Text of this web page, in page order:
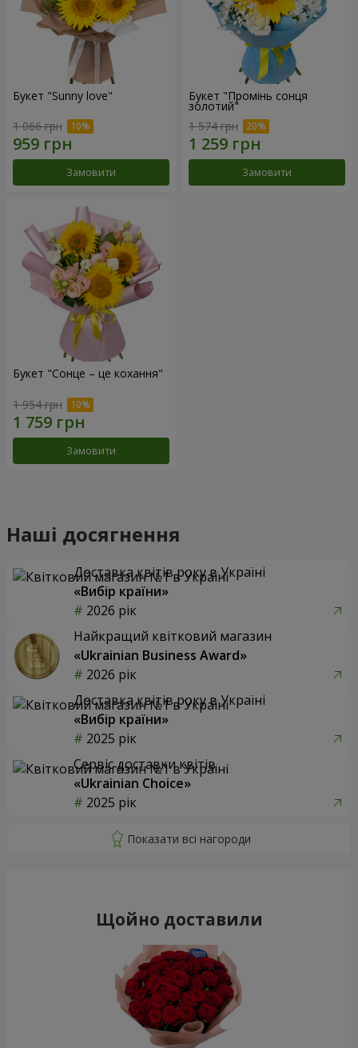
Букет "Sunny love"
1 066 грн
Замовити
Букет "Промінь сонця
золотий"
1 574 грн
Замовити
Букет "Сонце – це кохання"
1 954 грн
Замовити
Наші досягнення
Доставка квітів року в Україні
«Вибір країни»
2026 рік
Найкращий квітковий магазин
«Ukrainian Business Award»
2026 рік
Доставка квітів року в Україні
«Вибір країни»
2025 рік
Сервіс доставки квітів
«Ukrainian Choice»
2025 рік
Щойно доставили